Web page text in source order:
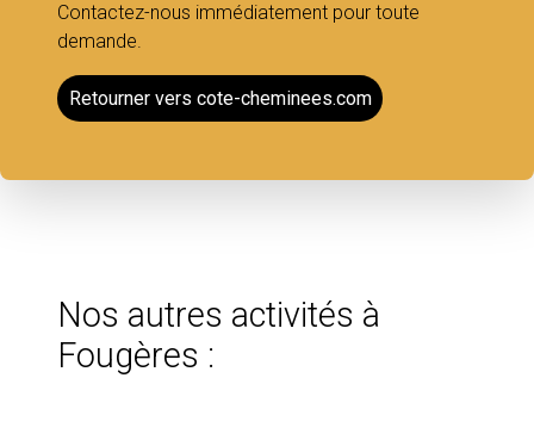
Contactez-nous immédiatement pour toute
demande.
Retourner vers cote-cheminees.com
Nos autres activités à
Fougères :